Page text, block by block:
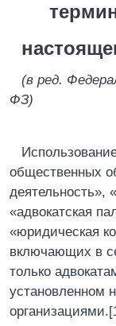
(в ред.
ФЗ)
общественных
деятельность»,
«адвокатская
«юридическая
включающих в
только
установленном